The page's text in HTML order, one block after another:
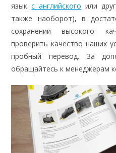
языкс английского или
также наоборот), в
сохранении высокого
проверить качество наших
пробный перевод. За
обращайтесь к менеджерам